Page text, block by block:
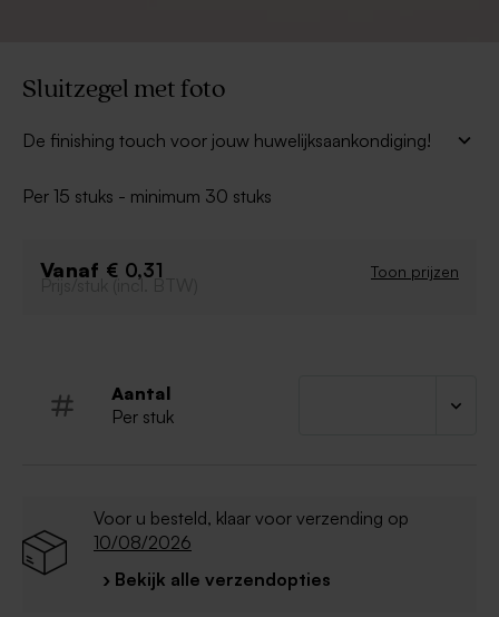
Sluitzegel met foto
De finishing touch voor jouw huwelijksaankondiging!
voor jouw enveloppe!
Per 15 stuks - minimum 30 stuks
Vanaf € 0,31 Toon prijzen
Prijs/stuk (incl. BTW)
Aantal
Per stuk
Voor u besteld, klaar voor verzending op
10/08/2026
› Bekijk alle verzendopties